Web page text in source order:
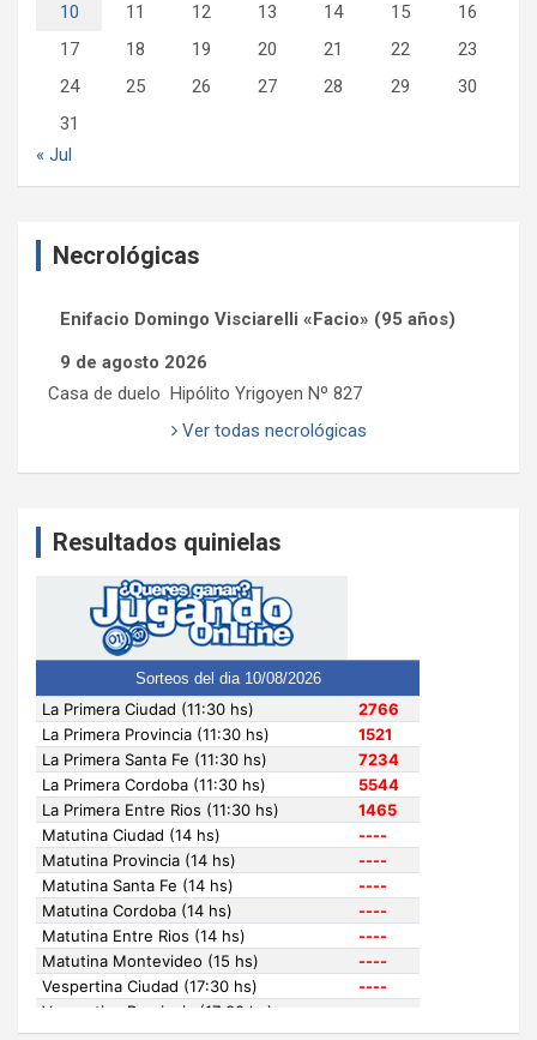
10
11 12 13 14 15
16
17
18 19 20 21 22
23
24
25 26 27 28 29
30
31
« Jul
Necrológicas
Enifacio Domingo Visciarelli «Facio» (95 años)
9 de agosto 2026
Casa de duelo Hipólito Yrigoyen Nº 827
Ver todas necrológicas
Resultados quinielas